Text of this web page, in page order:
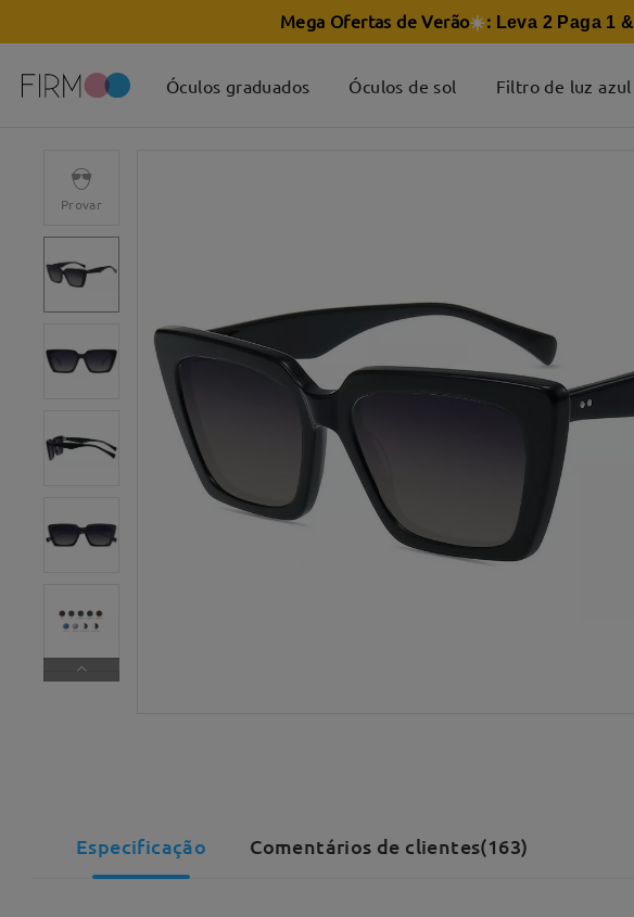
Mega Ofertas de Verão☀️: Leva 2 Paga 1 &
Óculos graduados Óculos de sol Filtro de luz azul
Provar
Especificação Comentários de clientes(163)